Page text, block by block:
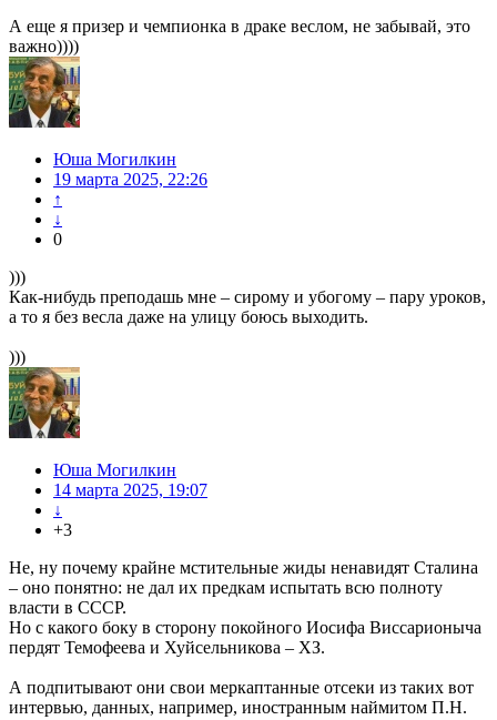
А еще я призер и чемпионка в драке веслом, не забывай, это
важно))))
Юша Могилкин
19 марта 2025, 22:26
↑
↓
0
)))
Как-нибудь преподашь мне – сирому и убогому – пару уроков,
а то я без весла даже на улицу боюсь выходить.
)))
Юша Могилкин
14 марта 2025, 19:07
↓
+3
Не, ну почему крайне мстительные жиды ненавидят Сталина
– оно понятно: не дал их предкам испытать всю полноту
власти в СССР.
Но с какого боку в сторону покойного Иосифа Виссарионыча
пердят Темофеева и Хуйсельникова – ХЗ.
А подпитывают они свои меркаптанные отсеки из таких вот
интервью, данных, например, иностранным наймитом П.Н.